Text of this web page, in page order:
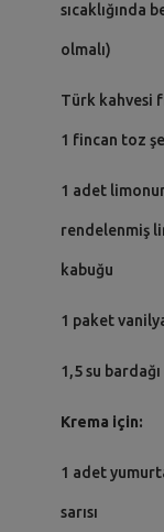
sıcaklığında
olmalı)
Türk kahvesi
1 fincan toz
1 adet
rendelenmiş
kabuğu
1 paket
1,5 su bardağı
Krema için:
1 adet
sarısı